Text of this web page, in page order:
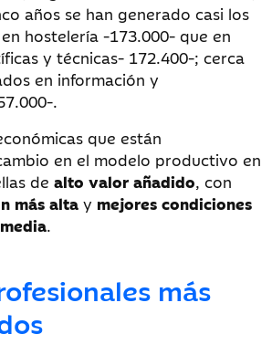
años se han generado casi los
hostelería -173.000- que en
y técnicas- 172.400-; cerca
en información y
.
que están
en el modelo productivo en
de alto valor añadido, con
más alta y mejores condiciones
.
más